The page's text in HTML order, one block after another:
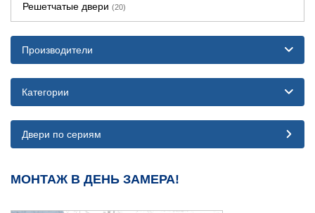
Решетчатые двери (20)
Производители
Категории
Двери по сериям
МОНТАЖ В ДЕНЬ ЗАМЕРА!